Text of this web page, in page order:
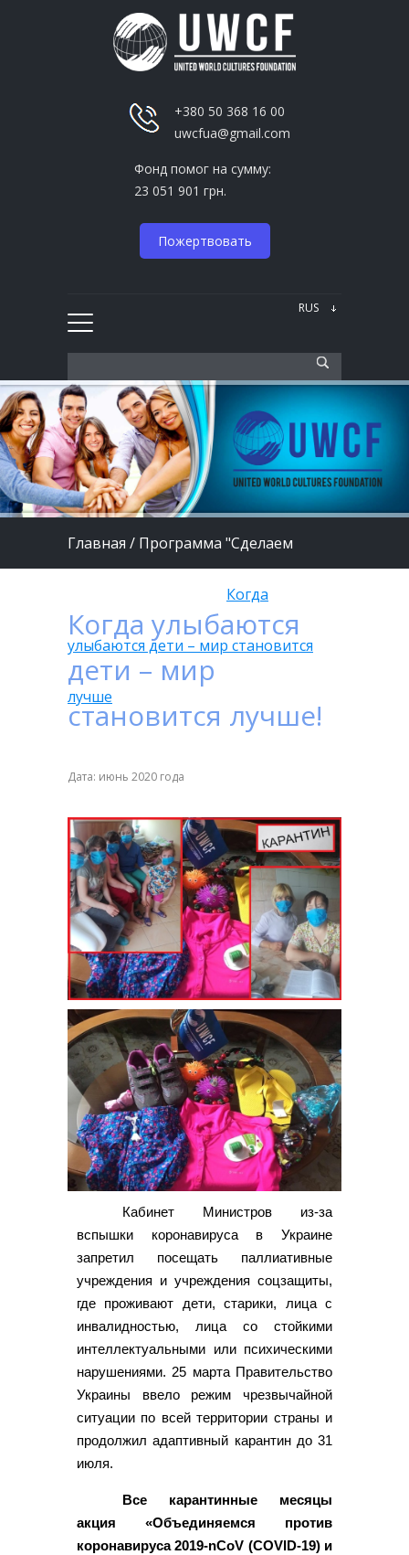
+380 50 368 16 00
uwcfua@gmail.com
Фонд помог на сумму:
23 051 901 грн.
Пожертвовать
Главная / Программа "Сделаем
Когда
улыбаются дети – мир становится
лучше
Когда улыбаются
дети – мир
становится лучше!
Дата: июнь 2020 года
Кабинет Министров из-за
вспышки коронавируса в Украине
запретил посещать паллиативные
учреждения и учреждения соцзащиты,
где проживают дети, старики, лица с
инвалидностью, лица со стойкими
интеллектуальными или психическими
нарушениями. 25 марта Правительство
Украины ввело режим чрезвычайной
ситуации по всей территории страны и
продолжил адаптивный карантин до 31
июля.
Все карантинные месяцы
акция «Объединяемся против
коронавируса 2019-nCoV (COVID-19) и